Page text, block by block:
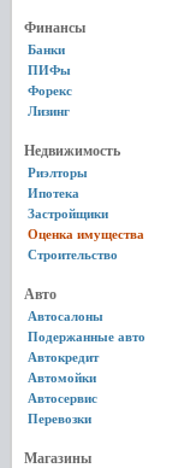
Финансы
Банки
ПИФы
Форекс
Лизинг
Недвижимость
Риэлторы
Ипотека
Застройщики
Оценка имущества
Строительство
Авто
Автосалоны
Подержанные авто
Автокредит
Автомойки
Автосервис
Перевозки
Магазины